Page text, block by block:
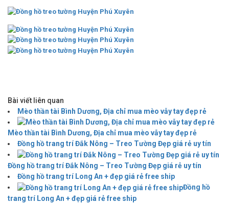
Bài viết liên quan
Mèo thần tài Bình Dương, Địa chỉ mua mèo vẫy tay đẹp rẻ
Mèo thần tài Bình Dương, Địa chỉ mua mèo vẫy tay đẹp rẻ
Đồng hồ trang trí Đắk Nông – Treo Tường Đẹp giá rẻ uy tín
Đồng hồ trang trí Đắk Nông – Treo Tường Đẹp giá rẻ uy tín
Đồng hồ trang trí Long An + đẹp giá rẻ free ship
Đồng hồ
trang trí Long An + đẹp giá rẻ free ship